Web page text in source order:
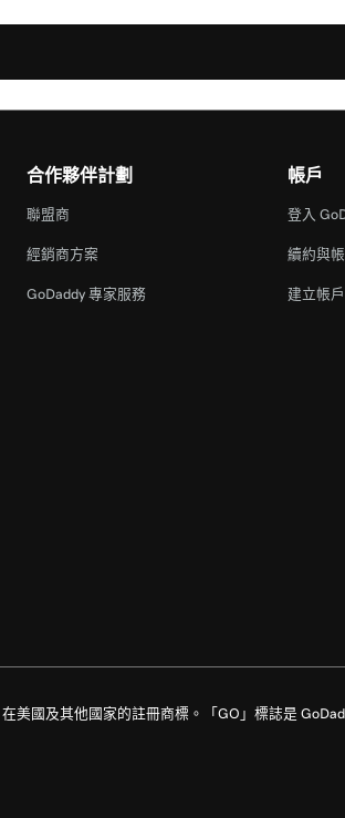
合作夥伴計劃
聯盟商
經銷商方案
GoDaddy 專家服務
帳戶
登入
續約與
建立帳戶
美國及其他國家的註冊商標。「GO」標誌是